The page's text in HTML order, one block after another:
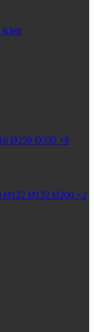
Klett
Ø250 Ø350 ×8
Ø122 Ø132 Ø200 ×2